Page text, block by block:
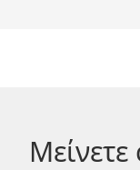
Μείνετε